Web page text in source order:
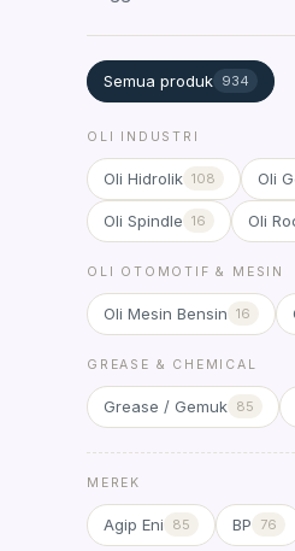
Semua produk 934
OLI INDUSTRI
Oli Hidrolik 108 Oli
Oli Spindle 16 Oli
OLI OTOMOTIF & MESIN
Oli Mesin Bensin 16
GREASE & CHEMICAL
Grease / Gemuk 85
MEREK
Agip Eni 85 BP 76